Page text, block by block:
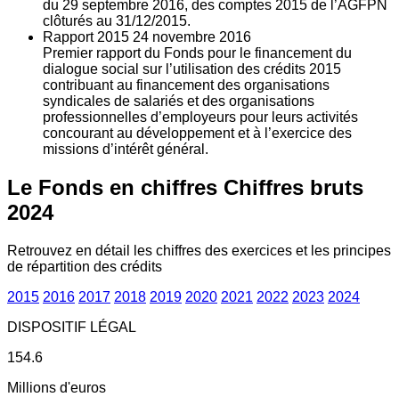
du 29 septembre 2016, des comptes 2015 de l’AGFPN
clôturés au 31/12/2015.
Rapport 2015 24 novembre 2016
Premier rapport du Fonds pour le financement du
dialogue social sur l’utilisation des crédits 2015
contribuant au financement des organisations
syndicales de salariés et des organisations
professionnelles d’employeurs pour leurs activités
concourant au développement et à l’exercice des
missions d’intérêt général.
Le Fonds en chiffres Chiffres bruts
2024
Retrouvez en détail les chiffres des exercices et les principes
de répartition des crédits
2015 2016 2017 2018 2019 2020 2021 2022 2023 2024
DISPOSITIF LÉGAL
154.6
Millions d'euros